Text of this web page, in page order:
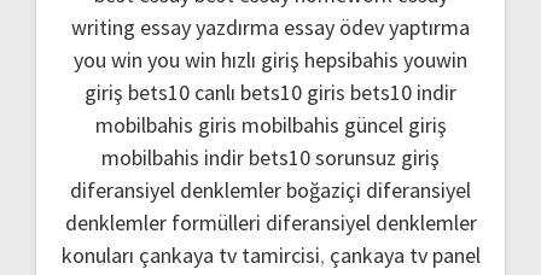
writing essay yazdırma essay ödev yaptırma
you win you win hızlı giriş hepsibahis youwin
giriş bets10 canlı bets10 giris bets10 indir
mobilbahis giris mobilbahis güncel giriş
mobilbahis indir bets10 sorunsuz giriş
diferansiyel denklemler boğaziçi diferansiyel
denklemler formülleri diferansiyel denklemler
konuları çankaya tv tamircisi, çankaya tv panel